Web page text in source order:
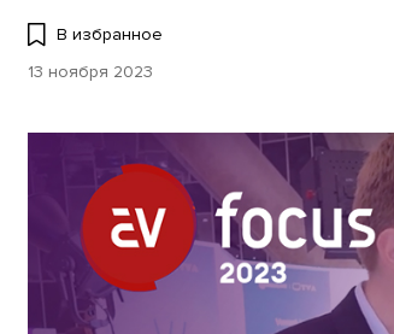
В избранное
13 ноября 2023